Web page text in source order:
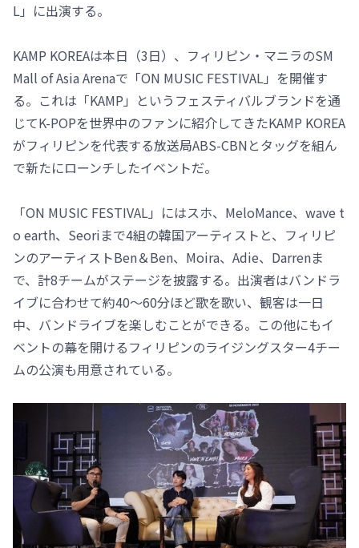
L」に出演する。
KAMP KOREAは本日（3日）、フィリピン・マニラのSM
Mall of Asia Arenaで「ON MUSIC FESTIVAL」を開催す
る。これは「KAMP」というフェスティバルブランドを通
じてK-POPを世界中のファンに紹介してきたKAMP KOREA
がフィリピンを代表する放送局ABS-CBNとタッグを組ん
で新たにローンチしたイベントだ。
「ON MUSIC FESTIVAL」にはスホ、MeloMance、wave t
o earth、Seoriまで4組の韓国アーティストと、フィリピ
ンのアーティストBen＆Ben、Moira、Adie、Darrenま
で、計8チームがステージを披露する。出演者はバンドラ
イブに合わせて約40～60分ほど歌を歌い、観客は一日
中、バンドライブを楽しむことができる。この他にもイ
ベントの幕を開けるフィリピンのライジングスター4チー
ムの公演も用意されている。